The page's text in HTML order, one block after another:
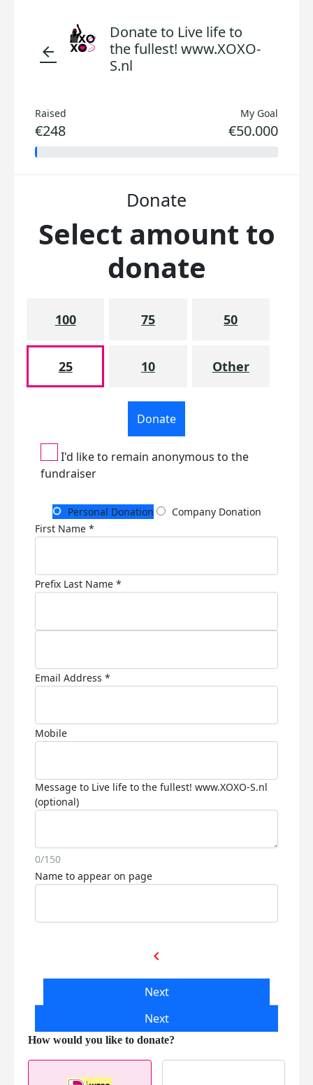
arrow_back
Donate to Live life to
the fullest! www.XOXO-
S.nl
Raised
€248
My Goal
€50.000
Donate
Select amount to
donate
100 75 50
25 10 Other
Donate
I'd like to remain anonymous to the
fundraiser
Personal Donation
Company Donation
First Name *
Prefix Last Name *
Email Address *
Mobile
Message to Live life to the fullest! www.XOXO-S.nl
(optional)
0/150
Name to appear on page
chevron_left
Next
Next